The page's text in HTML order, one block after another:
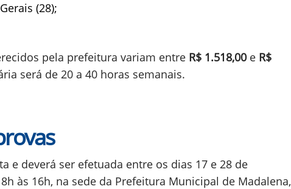
(28);
pela prefeitura variam entre R$ 1.518,00 e R$
será de 20 a 40 horas semanais.
e deverá ser efetuada entre os dias 17 e 28 de
às 16h, na sede da Prefeitura Municipal de Madalena,